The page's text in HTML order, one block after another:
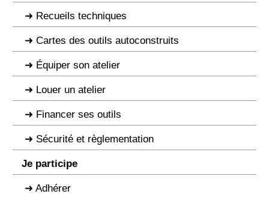
Recueils techniques
Cartes des outils autoconstruits
Équiper son atelier
Louer un atelier
Financer ses outils
Sécurité et règlementation
Je participe
Adhérer